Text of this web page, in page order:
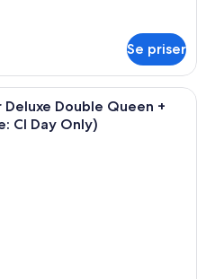
Se priser
Duntäcken, minibar,
Deluxe Double Queen +
CI Day Only)